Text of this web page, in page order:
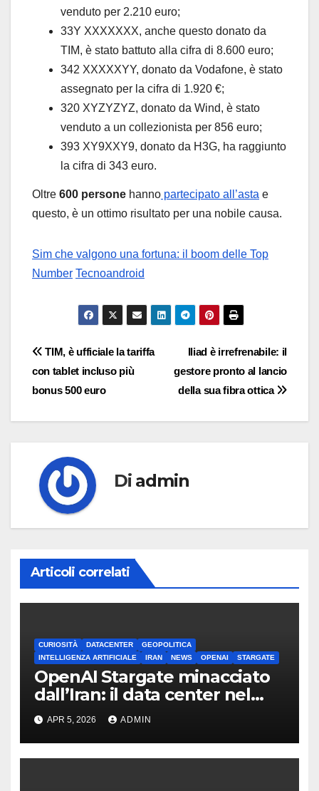
venduto per 2.210 euro;
33Y XXXXXXX, anche questo donato da
TIM, è stato battuto alla cifra di 8.600 euro;
342 XXXXXYY, donato da Vodafone, è stato
assegnato per la cifra di 1.920 €;
320 XYZYZYZ, donato da Wind, è stato
venduto a un collezionista per 856 euro;
393 XY9XXY9, donato da H3G, ha raggiunto
la cifra di 343 euro.
Oltre 600 persone hanno partecipato all’asta e
questo, è un ottimo risultato per una nobile causa.
Sim che valgono una fortuna: il boom delle Top
Number Tecnoandroid
Navigazione
articoli
Iliad è irrefrenabile: il
gestore pronto al lancio
della sua fibra ottica
TIM, è ufficiale la tariffa
con tablet incluso più
bonus 500 euro
Di admin
Articoli correlati
CURIOSITÀ DATACENTER
GEOPOLITICA
INTELLIGENZA ARTIFICIALE
IRAN NEWS OPENAI STARGATE
OpenAI Stargate minacciato
dall’Iran: il data center nel
mirino
APR 5, 2026 ADMIN